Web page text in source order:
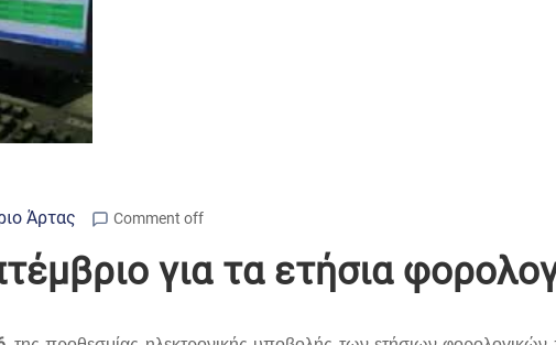
Άρτας Comment off
για τα ετήσια